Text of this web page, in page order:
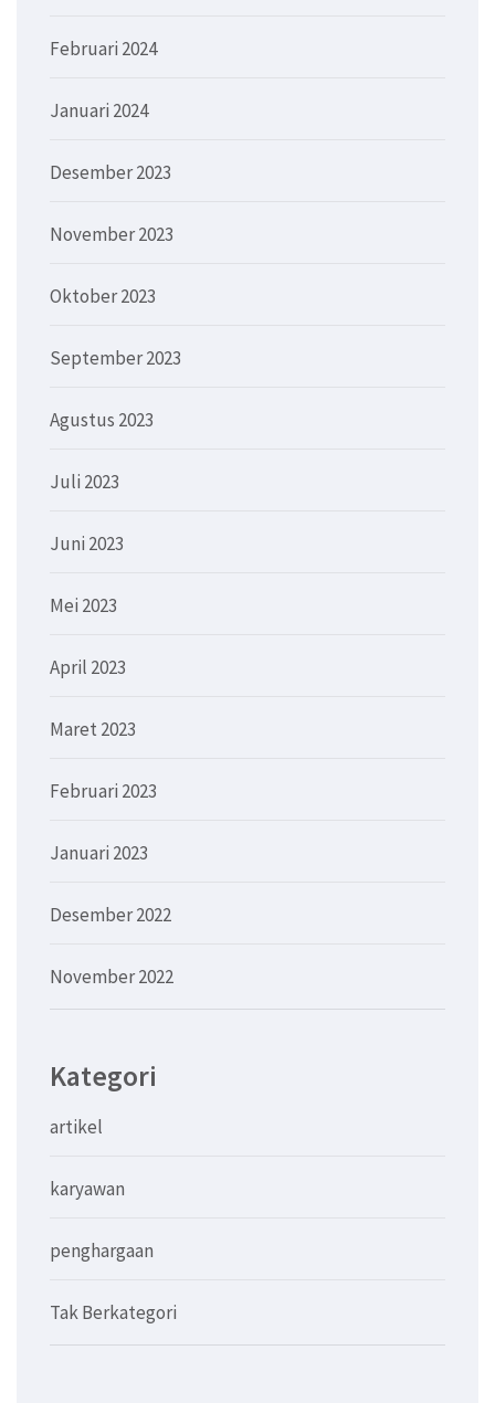
Februari 2024
Januari 2024
Desember 2023
November 2023
Oktober 2023
September 2023
Agustus 2023
Juli 2023
Juni 2023
Mei 2023
April 2023
Maret 2023
Februari 2023
Januari 2023
Desember 2022
November 2022
Kategori
artikel
karyawan
penghargaan
Tak Berkategori